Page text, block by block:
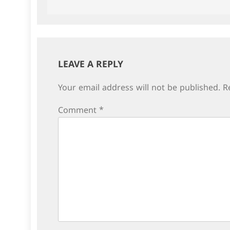
LEAVE A REPLY
Your email address will not be published.
Comment *